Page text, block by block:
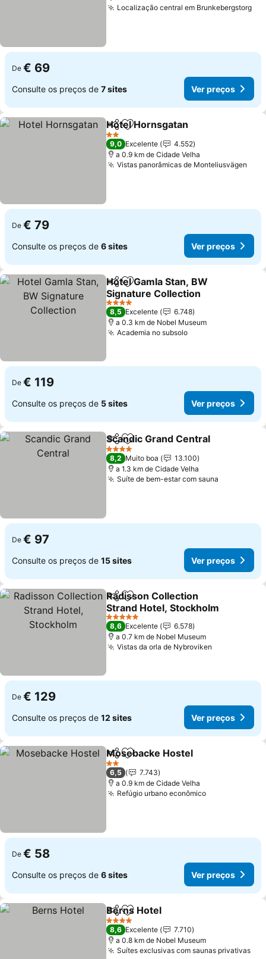
Localização central em Brunkebergstorg
De € 69
Consulte os preços de 7 sites Ver preços
PartilharAdicionar aos favoritos
Hotel Hornsgatan
2 Estrelas
9,0 Excelente
4.552
a 0.9 km de Cidade Velha
Vistas panorâmicas de Monteliusvägen
De € 79
Consulte os preços de 6 sites Ver preços
PartilharAdicionar aos favoritos
Hotel Gamla Stan, BW
Signature Collection
Ver preços
4 Estrelas
8,5 Excelente
6.748
a 0.3 km de Nobel Museum
Academia no subsoloVer preços
De € 119
Consulte os preços de 5 sites Ver preços
PartilharAdicionar aos favoritos
Scandic Grand Central
4 Estrelas
8,2 Muito boa
13.100
a 1.3 km de Cidade Velha
Suíte de bem-estar com sauna
De € 97
Consulte os preços de 15 sites Ver preços
PartilharAdicionar aos favoritos
Radisson Collection
Strand Hotel, Stockholm
Ver preços
5 Estrelas
8,6 Excelente
6.578
a 0.7 km de Nobel Museum
Vistas da orla de Nybroviken
De € 129
Consulte os preços de 12 sites Ver preços
PartilharAdicionar aos favoritos
Mosebacke Hostel
2 Estrelas
6,5
7.743
a 0.9 km de Cidade Velha
Refúgio urbano econômicoVer preços
De € 58
Consulte os preços de 6 sites Ver preços
PartilharAdicionar aos favoritos
Berns Hotel
4 Estrelas
8,6 Excelente
7.710
a 0.8 km de Nobel Museum
Suítes exclusivas com saunas privativas